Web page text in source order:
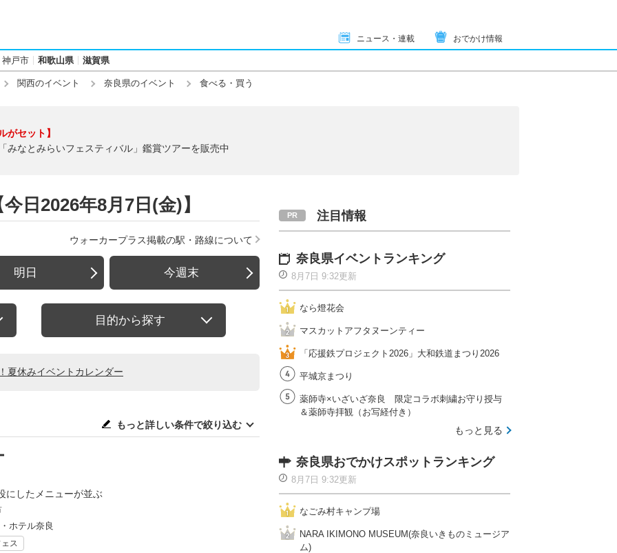
ニュース・連載 おでかけ情報
神戸市 和歌山県 滋賀県
関西のイベント 奈良県のイベント 食べる・買う
がセット】
みなとみらいフェスティバル」鑑賞ツアーを販売中
日2026年8月7日(金)】
ウォーカープラス掲載の駅・路線について
明日 今週末
目的から探す
夏休みイベントカレンダー
もっと詳しい条件で絞り込む
にしたメニューが並ぶ
ホテル奈良
ス
注目情報
奈良県イベントランキング
8月7日 9:32更新
なら燈花会
マスカットアフタヌーンティー
「応援鉄プロジェクト2026」大和鉄道まつり2026
平城京まつり
薬師寺×いざいざ奈良 限定コラボ刺繍お守り授与
＆薬師寺拝観（お写経付き）
もっと見る
奈良県おでかけスポットランキング
8月7日 9:32更新
なごみ村キャンプ場
NARA IKIMONO MUSEUM(奈良いきものミュージア
ム)